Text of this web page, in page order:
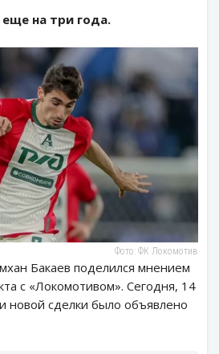
еще на три года.
Фото: ФК Локомотив
Бакаев поделился мнением
с «Локомотивом». Сегодня, 14
новой сделки было объявлено